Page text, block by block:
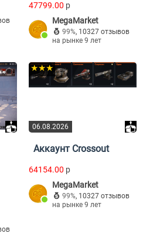
47799.00 p
MegaMarket
99%, 10327 отзывов
на рынке 9 лет
06.08.2026
★★★
Аккаунт Crossout
64154.00 p
MegaMarket
99%, 10327 отзывов
на рынке 9 лет